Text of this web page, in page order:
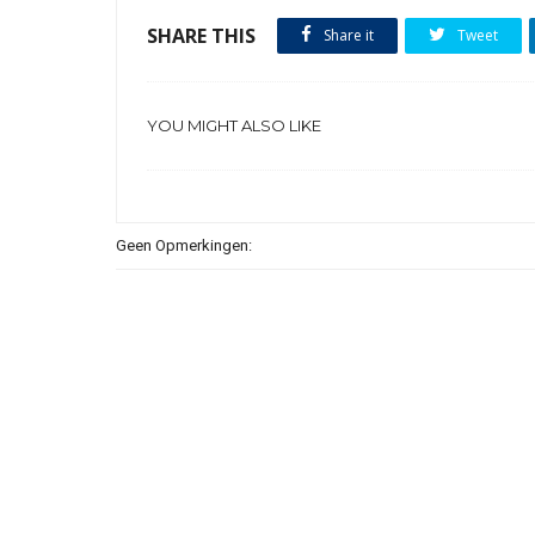
SHARE THIS Share it Tweet
YOU MIGHT ALSO LIKE
Geen Opmerkingen: